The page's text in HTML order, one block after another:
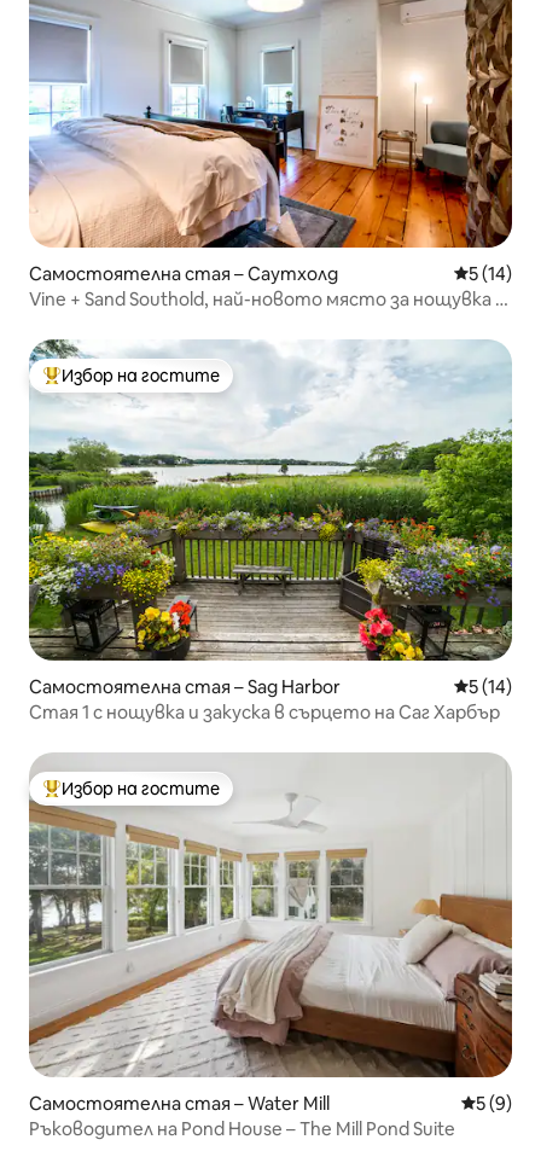
Самостоятелна стая – Саутхолд Средна
5 (14)
Vine + Sand Southold, най-новото място за нощувка и
Най-популярен избор на гостите
Избор на гостите
Самостоятелна стая – Sag Harbor Средна
5 (14)
Стая 1 с нощувка и закуска в сърцето на Саг Харбър
Най-популярен избор на гостите
Избор на гостите
Самостоятелна стая – Water Mill Средна
5 (9)
Ръководител на Pond House – The Mill Pond Suite